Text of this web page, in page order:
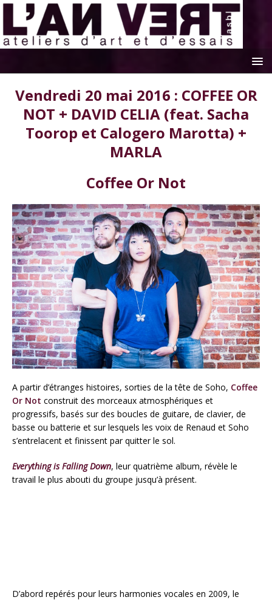
Vendredi 20 mai 2016 : COFFEE OR
NOT + DAVID CELIA (feat. Sacha
Toorop et Calogero Marotta) +
MARLA
Coffee Or Not
A partir d’étranges histoires, sorties de la tête de Soho, Coffee
Or Not construit des morceaux atmosphériques et
progressifs, basés sur des boucles de guitare, de clavier, de
basse ou batterie et sur lesquels les voix de Renaud et Soho
s’entrelacent et finissent par quitter le sol.
Everything is Falling Down, leur quatrième album, révèle le
travail le plus abouti du groupe jusqu’à présent.
D’abord repérés pour leurs harmonies vocales en 2009, le